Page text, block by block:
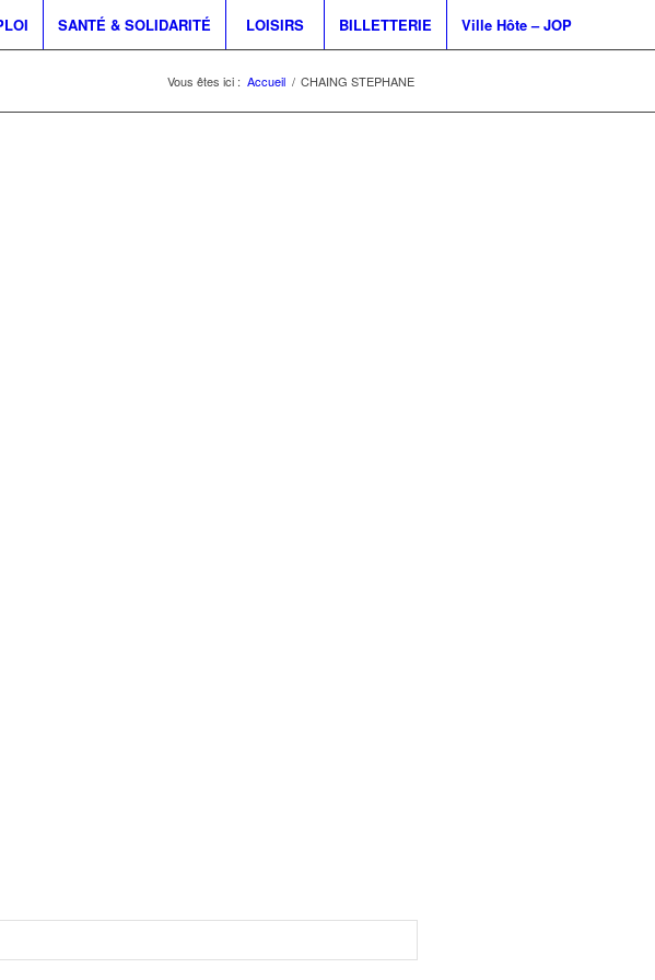
SANTÉ & SOLIDARITÉ LOISIRS BILLETTERIE Ville Hôte – JOP
Vous êtes ici : Accueil / CHAING STEPHANE